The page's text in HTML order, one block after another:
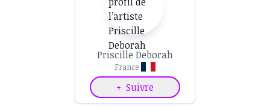
Priscille Deborah
France
+ Suivre